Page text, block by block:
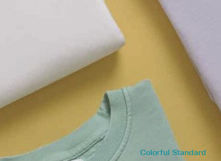
Colorful Standard